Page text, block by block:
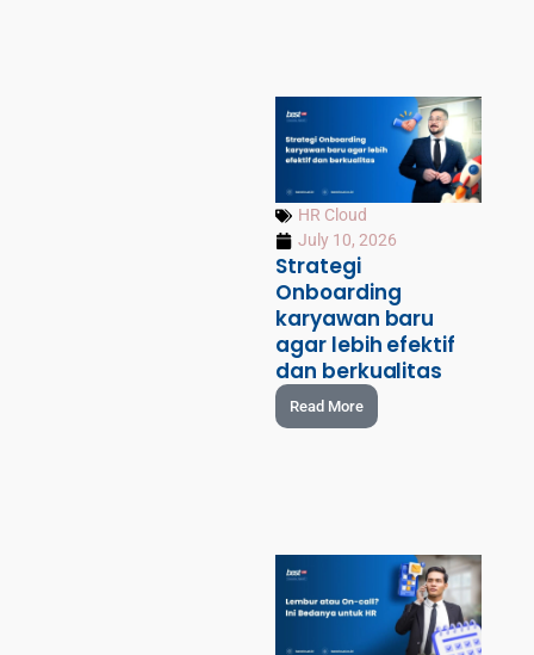
HR Cloud
July 10, 2026
Strategi
Onboarding
karyawan baru
agar lebih efektif
dan berkualitas
Read More